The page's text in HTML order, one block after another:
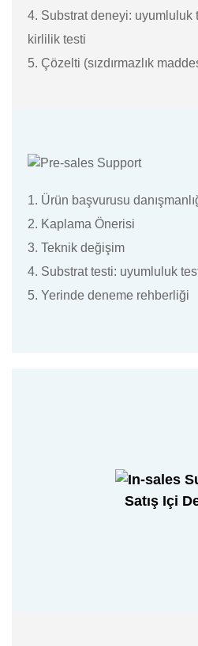
4. Substrat deneyi: uyumluluk
kirlilik testi
5. Çözelti (sızdırmazlık
1. Ürün başvurusu
2. Kaplama Önerisi
3. Teknik değişim
4. Substrat testi: uyumluluk
5. Yerinde deneme rehberliği
Satış Içi